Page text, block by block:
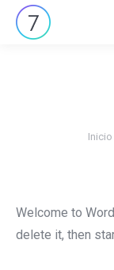
Inicio
Welcome to
delete it, then